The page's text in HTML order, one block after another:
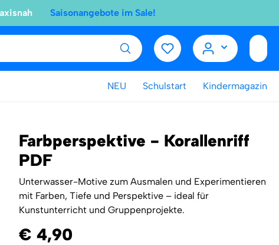
Saisonangebote im Sale!
NEU Schulstart Kindermagazin
Farbperspektive - Korallenriff
PDF
Unterwasser-Motive zum Ausmalen und Experimentieren
mit Farben, Tiefe und Perspektive – ideal für
Kunstunterricht und Gruppenprojekte.
€ 4,90